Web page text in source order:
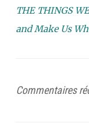
THE THINGS
and Make Us
Commentaires